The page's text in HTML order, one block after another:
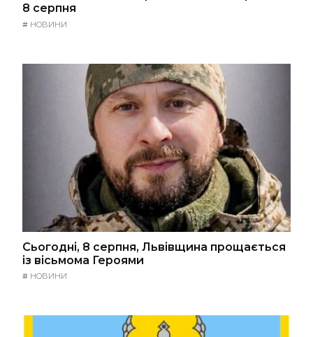
8 серпня
# НОВИНИ
Сьогодні, 8 серпня, Львівщина прощається
із вісьмома Героями
# НОВИНИ